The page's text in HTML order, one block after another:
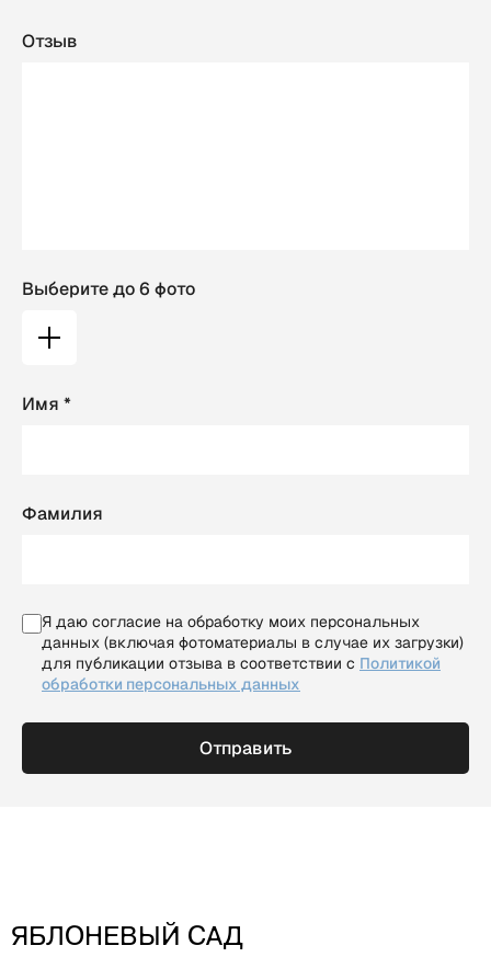
Отзыв
Выберите до 6 фото
Имя *
Фамилия
Я даю согласие на обработку моих персональных
данных (включая фотоматериалы в случае их загрузки)
для публикации отзыва в соответствии с Политикой
обработки персональных данных
Отправить
Яблоневый сад